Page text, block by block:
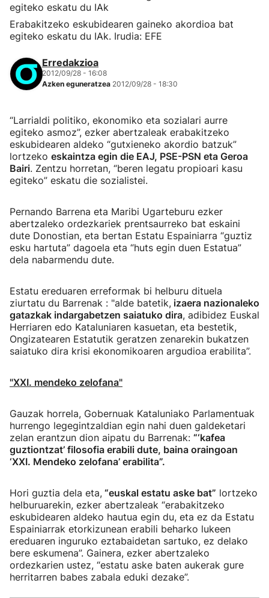
Erabakitzeko eskubidearen gaineko akordioa bat
egiteko eskatu du IAk. Irudia: EFE
Erredakzioa
2012/09/28 - 16:08
Azken eguneratzea 2012/09/28 - 18:30
“Larrialdi politiko, ekonomiko eta sozialari aurre
egiteko asmoz”, ezker abertzaleak erabakitzeko
eskubidearen aldeko “gutxieneko akordio batzuk”
lortzeko eskaintza egin die EAJ, PSE-PSN eta Geroa
Bairi. Zentzu horretan, “beren legatu propioari kasu
egiteko” eskatu die sozialistei.
Pernando Barrena eta Maribi Ugarteburu ezker
abertzaleko ordezkariek prentsaurreko bat eskaini
dute Donostian, eta bertan Estatu Espainiarra “guztiz
esku hartuta” dagoela eta “huts egin duen Estatua”
dela nabarmendu dute.
Estatu ereduaren erreformak bi helburu dituela
ziurtatu du Barrenak : "alde batetik, izaera nazionaleko
gatazkak indargabetzen saiatuko dira, adibidez Euskal
Herriaren edo Kataluniaren kasuetan, eta bestetik,
Ongizatearen Estatutik geratzen zenarekin bukatzen
saiatuko dira krisi ekonomikoaren argudioa erabilita”.
"XXI. mendeko zelofana"
Gauzak horrela, Gobernuak Kataluniako Parlamentuak
hurrengo legegintzaldian egin nahi duen galdeketari
zelan erantzun dion aipatu du Barrenak: “‘kafea
guztiontzat’ filosofia erabili dute, baina oraingoan
‘XXI. Mendeko zelofana’ erabilita”.
Hori guztia dela eta, “euskal estatu aske bat” lortzeko
helburuarekin, ezker abertzaleak “erabakitzeko
eskubidearen aldeko hautua egin du, eta ez da Estatu
Espainiarrak etorkizunean erabili beharko lukeen
ereduaren inguruko eztabaidetan sartuko, ez delako
bere eskumena”. Gainera, ezker abertzaleko
ordezkarien ustez, “estatu aske baten aukerak gure
herritarren babes zabala eduki dezake”.